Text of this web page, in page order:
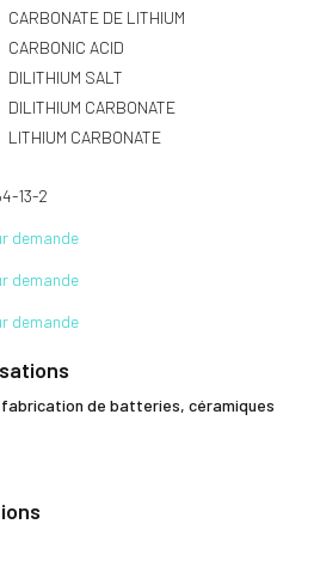
CARBONATE DE LITHIUM
CARBONIC ACID
DILITHIUM SALT
DILITHIUM CARBONATE
LITHIUM CARBONATE
13-2
demande
demande
demande
de batteries, céramiques